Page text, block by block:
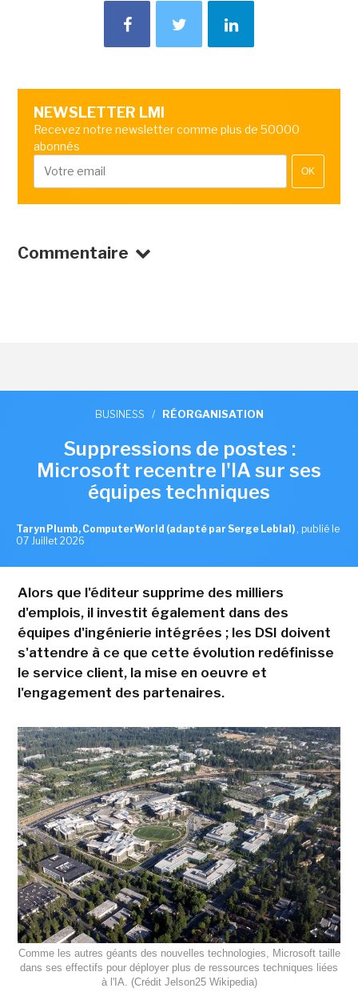
NEWSLETTER LMI
Recevez notre newsletter comme plus de 50000
abonnés
OK
Commentaire
BUSINESS / RÉORGANISATION
Suppressions de postes :
Microsoft recentre l'IA sur ses
équipes techniques
Taryn Plumb, ComputerWorld (adapté par Serge Leblal) , publié le
07 Juillet 2026
Alors que l'éditeur supprime des milliers
d'emplois, il investit également dans des
équipes d'ingénierie intégrées ; les DSI doivent
s'attendre à ce que cette évolution redéfinisse
le service client, la mise en oeuvre et
l'engagement des partenaires.
Comme les autres géants des nouvelles technologies, Microsoft taille
dans ses effectifs pour déployer plus de ressources techniques liées
à l'IA. (Crédit Jelson25 Wikipedia)